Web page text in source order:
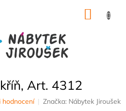
Art. 4312
hodnocení Značka: Nábytek Jiroušek